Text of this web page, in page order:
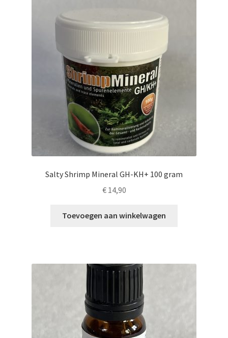
Salty Shrimp Mineral GH-KH+ 100 gram
€14,90
Toevoegen aan winkelwagen